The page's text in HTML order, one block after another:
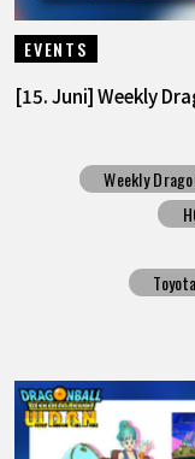
EVENTS
[15. Juni] Weekly
Weekly